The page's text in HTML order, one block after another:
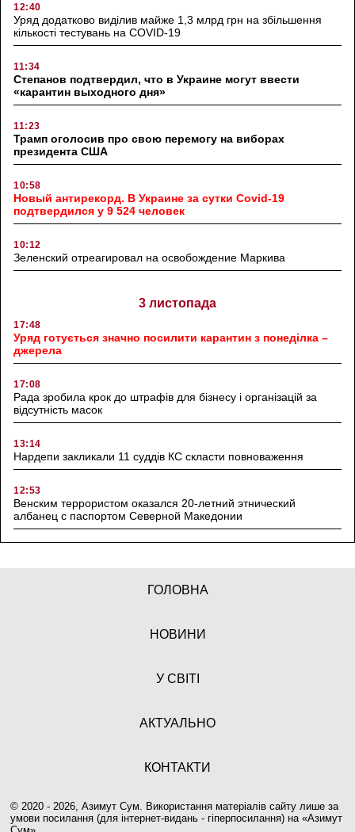
12:40
Уряд додатково виділив майже 1,3 млрд грн на збільшення
кількості тестувань на COVID-19
11:34
Степанов подтвердил, что в Украине могут ввести
«карантин выходного дня»
11:23
Трамп оголосив про свою перемогу на виборах
президента США
10:58
Новый антирекорд. В Украине за сутки Covid-19
подтвердился у 9 524 человек
10:12
Зеленский отреагировал на освобождение Маркива
3 листопада
17:48
Уряд готується значно посилити карантин з понеділка –
джерела
17:08
Рада зробила крок до штрафів для бізнесу і організацій за
відсутність масок
13:14
Нардепи закликали 11 суддів КС скласти повноваження
12:53
Венским террористом оказался 20-летний этнический
албанец с паспортом Северной Македонии
ГОЛОВНА
НОВИНИ
У СВІТІ
АКТУАЛЬНО
КОНТАКТИ
© 2020 - 2026, Азимут Сум. Використання матеріалів сайту лише за
умови посилання (для інтернет-видань - гіперпосилання) на «Азимут